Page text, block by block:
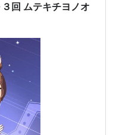
ノオ